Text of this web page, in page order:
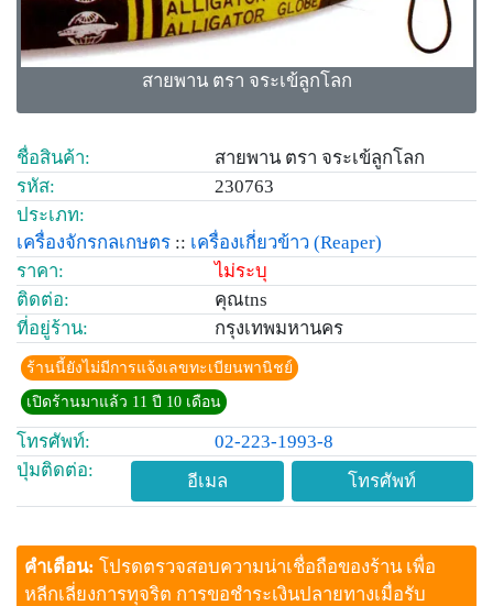
สายพาน ตรา จระเข้ลูกโลก
ชื่อสินค้า:
สายพาน ตรา จระเข้ลูกโลก
รหัส:
230763
ประเภท:
เครื่องจักรกลเกษตร :: เครื่องเกี่ยวข้าว (Reaper)
ราคา:
ไม่ระบุ
ติดต่อ:
คุณtns
ที่อยู่ร้าน:
กรุงเทพมหานคร
ร้านนี้ยังไม่มีการแจ้งเลขทะเบียนพานิชย์
เปิดร้านมาแล้ว 11 ปี 10 เดือน
โทรศัพท์:
02-223-1993-8
ปุ่มติดต่อ:
อีเมล โทรศัพท์
คำเตือน: โปรดตรวจสอบความน่าเชื่อถือของร้าน เพื่อ
หลีกเลี่ยงการทุจริต การขอชำระเงินปลายทางเมื่อรับ